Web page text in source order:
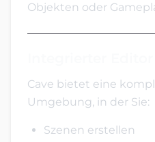
Objekten oder
Cave bietet eine
Umgebung, in der Sie:
Szenen erstellen